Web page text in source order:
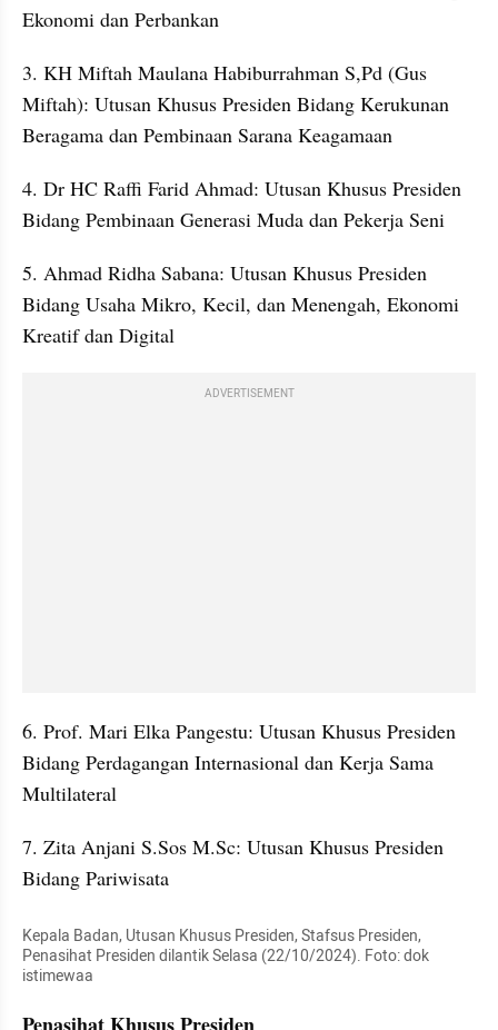
Ekonomi dan Perbankan
3. KH Miftah Maulana Habiburrahman S,Pd (Gus
Miftah): Utusan Khusus Presiden Bidang Kerukunan
Beragama dan Pembinaan Sarana Keagamaan
4. Dr HC Raffi Farid Ahmad: Utusan Khusus Presiden
Bidang Pembinaan Generasi Muda dan Pekerja Seni
5. Ahmad Ridha Sabana: Utusan Khusus Presiden
Bidang Usaha Mikro, Kecil, dan Menengah, Ekonomi
Kreatif dan Digital
ADVERTISEMENT
6. Prof. Mari Elka Pangestu: Utusan Khusus Presiden
Bidang Perdagangan Internasional dan Kerja Sama
Multilateral
7. Zita Anjani S.Sos M.Sc: Utusan Khusus Presiden
Bidang Pariwisata
Kepala Badan, Utusan Khusus Presiden, Stafsus Presiden,
Penasihat Presiden dilantik Selasa (22/10/2024). Foto: dok
istimewaa
Penasihat Khusus Presiden